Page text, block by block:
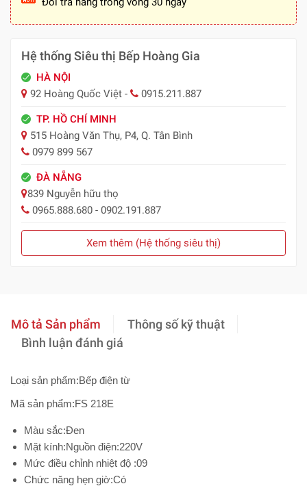
Hệ thống Siêu thị Bếp Hoàng Gia
HÀ NỘI
92 Hoàng Quốc Việt -
0915.211.887
TP. HỒ CHÍ MINH
515 Hoàng Văn Thụ, P4, Q. Tân Bình
0979 899 567
ĐÀ NẴNG
839 Nguyễn hữu thọ
0965.888.680 - 0902.191.887
Xem thêm (Hệ thống siêu thị)
Mô tả Sản phẩm
Thông số kỹ thuật
Bình luận đánh giá
Loại sản phẩm:Bếp điện từ
Mã sản phẩm:FS 218E
Màu sắc:Đen
Mặt kính:Nguồn điện:220V
Mức điều chỉnh nhiệt độ :09
Chức năng hẹn giờ:Có